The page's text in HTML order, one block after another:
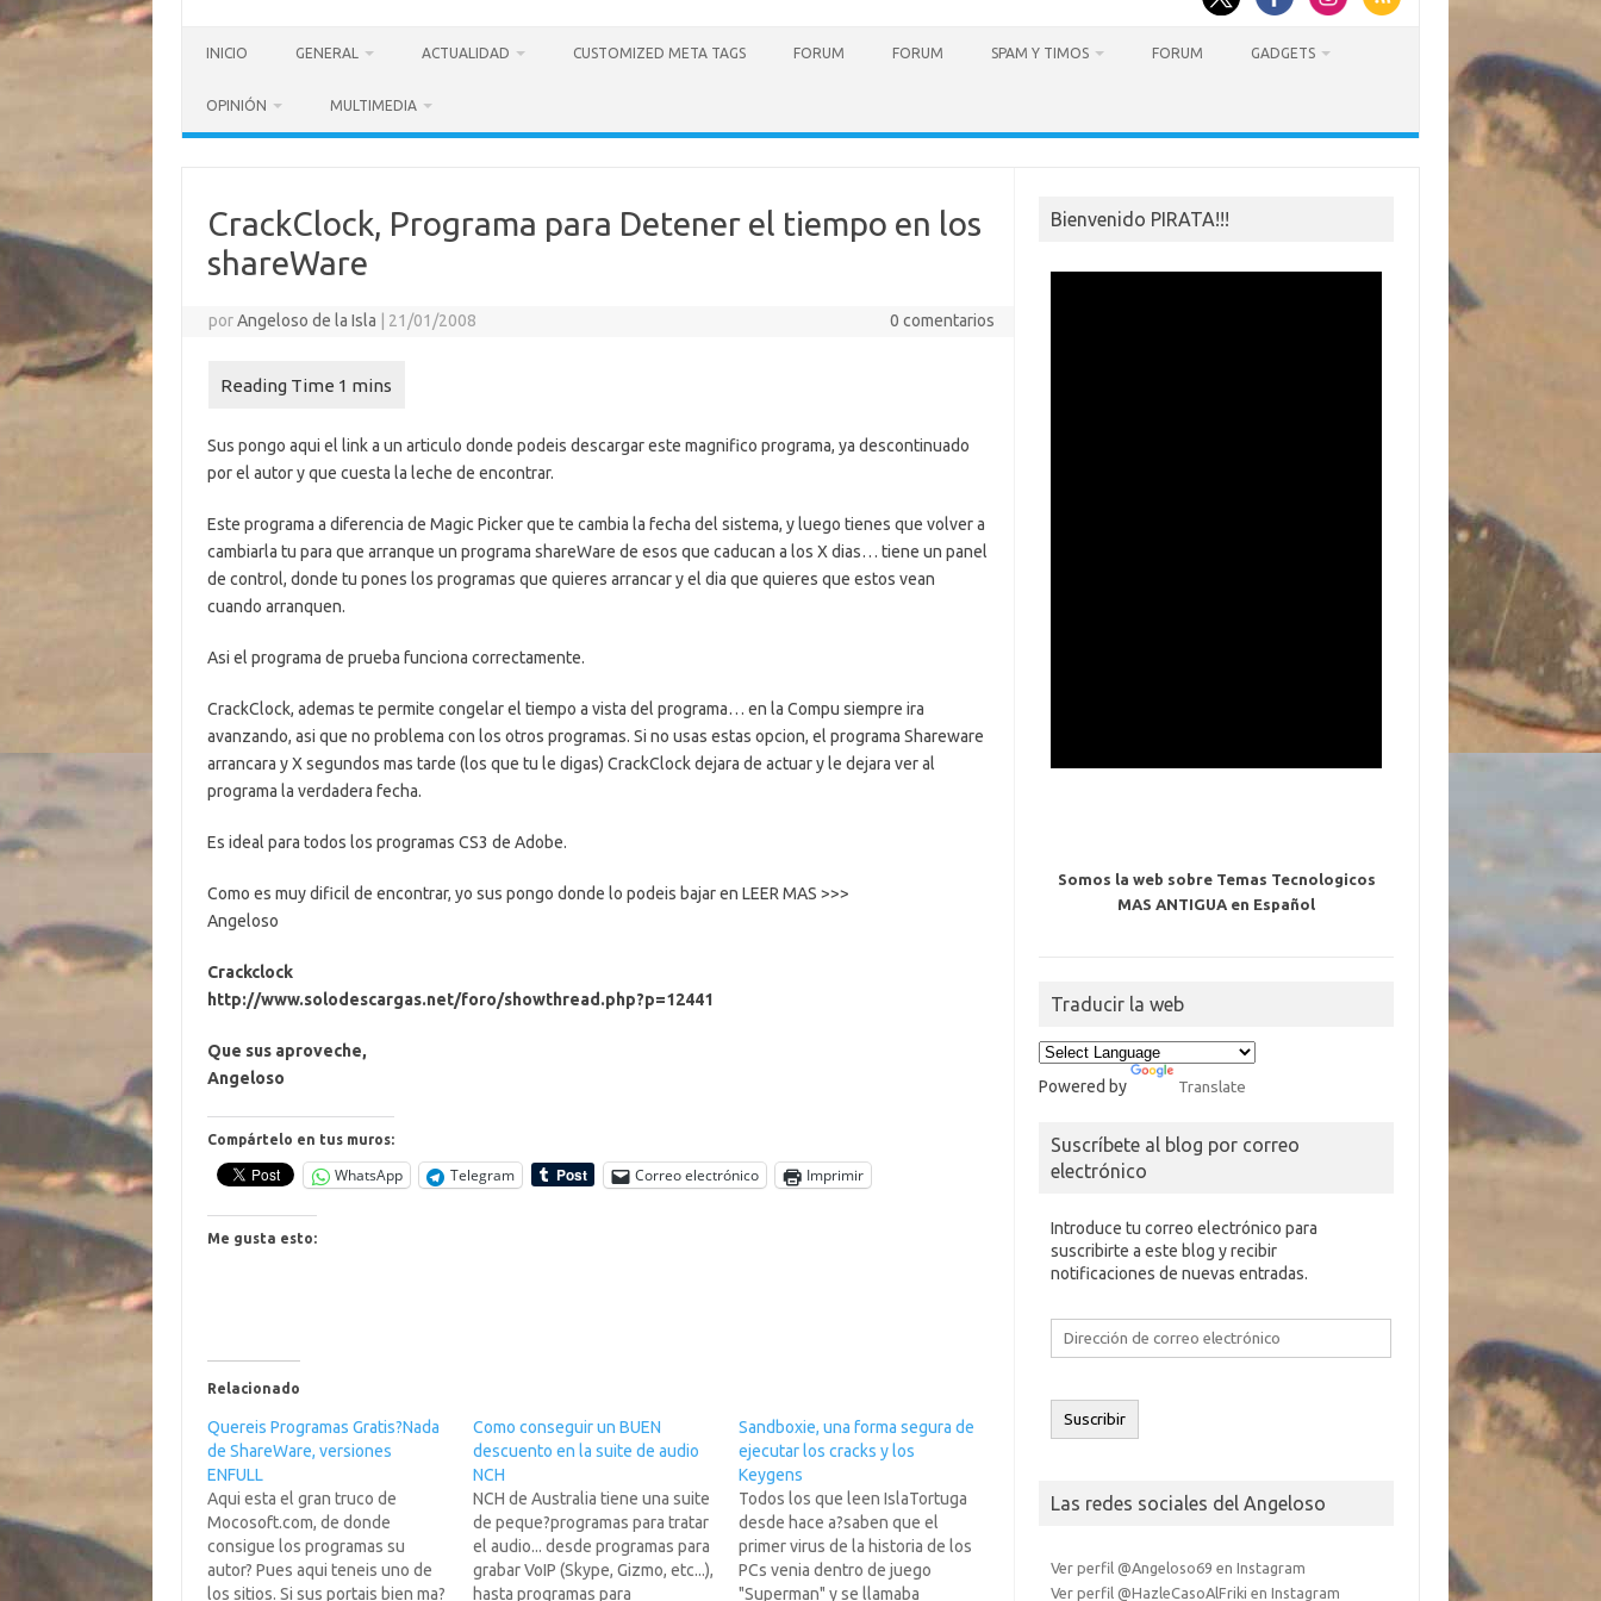
INICIO GENERAL ACTUALIDAD CUSTOMIZED META TAGS FORUM FORUM SPAM Y TIMOS FORUM GADGETS
OPINIÓN MULTIMEDIA
CrackClock, Programa para Detener el tiempo en los
shareWare
porAngeloso de la Isla 21/01/2008 0 comentarios
Sus pongo aqui el link a un articulo donde podeis descargar este magnifico programa, ya descontinuado
por el autor y que cuesta la leche de encontrar.
Este programa a diferencia de Magic Picker que te cambia la fecha del sistema, y luego tienes que volver a
cambiarla tu para que arranque un programa shareWare de esos que caducan a los X dias… tiene un panel
de control, donde tu pones los programas que quieres arrancar y el dia que quieres que estos vean
cuando arranquen.
Asi el programa de prueba funciona correctamente.
CrackClock, ademas te permite congelar el tiempo a vista del programa… en la Compu siempre ira
avanzando, asi que no problema con los otros programas. Si no usas estas opcion, el programa Shareware
arrancara y X segundos mas tarde (los que tu le digas) CrackClock dejara de actuar y le dejara ver al
programa la verdadera fecha.
Es ideal para todos los programas CS3 de Adobe.
Como es muy dificil de encontrar, yo sus pongo donde lo podeis bajar en LEER MAS >>>
Angeloso
Crackclock
http://www.solodescargas.net/foro/showthread.php?p=12441
Que sus aproveche,
Angeloso
Compártelo en tus muros:
WhatsApp Telegram Correo electrónico Imprimir
Me gusta esto:
Relacionado
Quereis Programas Gratis?Nada
de ShareWare, versiones
ENFULL
Aqui esta el gran truco de
Mocosoft.com, de donde
consigue los programas su
autor? Pues aqui teneis uno de
los sitios. Si sus portais bien ma?
Como conseguir un BUEN
descuento en la suite de audio
NCH
NCH de Australia tiene una suite
de peque?programas para tratar
el audio... desde programas para
grabar VoIP (Skype, Gizmo, etc...),
hasta programas para
Sandboxie, una forma segura de
ejecutar los cracks y los
Keygens
Todos los que leen IslaTortuga
desde hace a?saben que el
primer virus de la historia de los
PCs venia dentro de juego
"Superman" y se llamaba
Bienvenido PIRATA!!!
Somos la web sobre Temas Tecnologicos
MAS ANTIGUA en Español
Traducir la web
Powered by Translate
Suscríbete al blog por correo
electrónico
Introduce tu correo electrónico para
suscribirte a este blog y recibir
notificaciones de nuevas entradas.
Dirección
electrónico
Suscribir
Las redes sociales del Angeloso
Ver perfil @Angeloso69 en Instagram
Ver perfil @HazleCasoAlFriki en Instagram